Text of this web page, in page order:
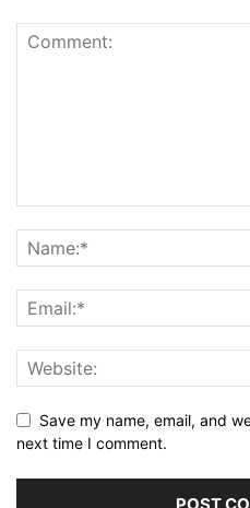
Save my name, email, and
next time I comment.